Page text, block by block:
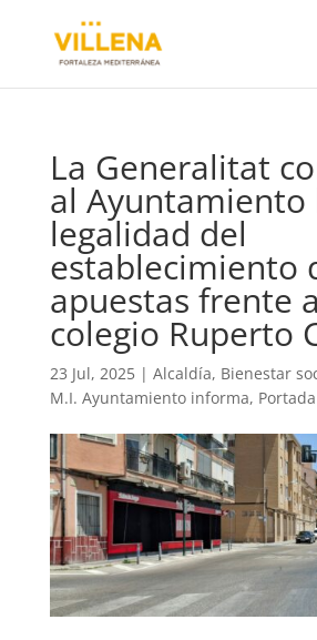
La Generalitat
al Ayuntamiento
legalidad del
establecimiento
apuestas frente
colegio Ruperto
23 Jul, 2025| Alcaldía, Bienestar
M.I. Ayuntamiento informa, Portada